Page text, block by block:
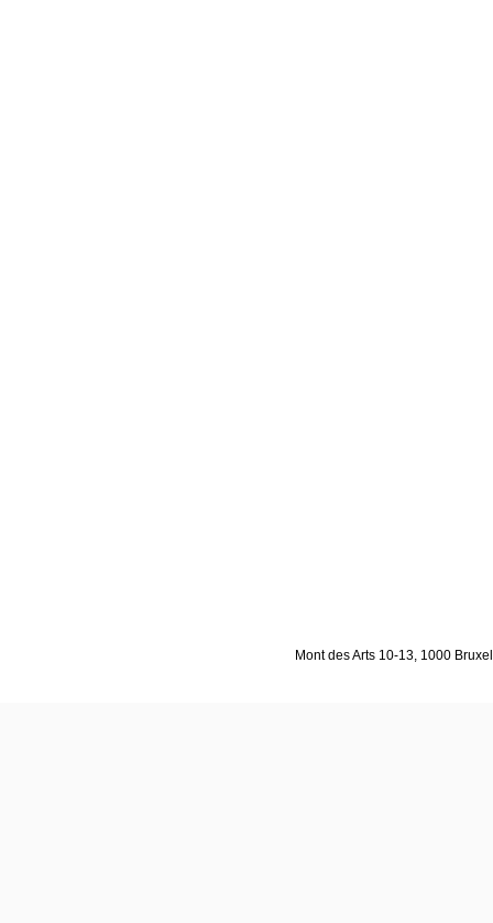
Mont des Arts 10-13, 1000